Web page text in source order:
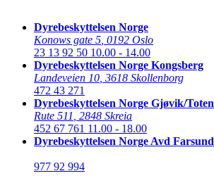
Dyrebeskyttelsen Norge
Konows gate 5 0192 Oslo
23 13 92 50 10.00 - 14.00
Dyrebeskyttelsen Norge Kongsberg
Landeveien 10 3618 Skollenborg
472 43 271
Dyrebeskyttelsen Norge Gjøvik/Toten
Rute 511 2848 Skreia
452 67 761 11.00 - 18.00
Dyrebeskyttelsen Norge Avd Farsund
977 92 994